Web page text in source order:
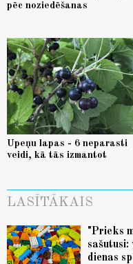
pēc noziedēšanas
Upeņu lapas - 6 neparasti
veidi, kā tās izmantot
LASĪTĀKAIS
"Prieks
dienas